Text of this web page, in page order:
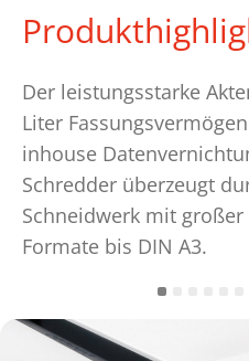
Der leistungsstarke
Liter
inhouse
Schredder überzeugt
Schneidwerk mit
Formate bis DIN A3.